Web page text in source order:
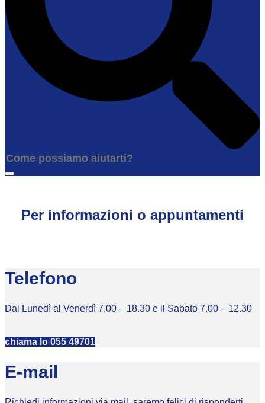
Per informazioni o appuntamenti
Telefono
Dal Lunedì al Venerdì 7.00 – 18.30 e il Sabato 7.00 – 12.30
chiama lo 055 49701
E-mail